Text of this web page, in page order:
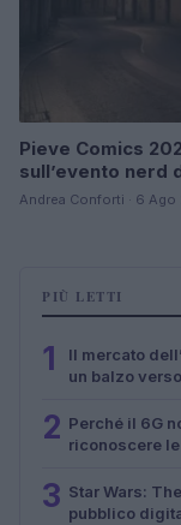
Pieve Comics
sull’evento nerd
Andrea Conforti · 6 Ago
PIÙ LETTI
1
Il mercato
un balzo
2 Perché il 6G
riconoscere
3 Star Wars:
pubblico